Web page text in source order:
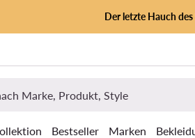
Der letzte Hauch
Bestseller Marken